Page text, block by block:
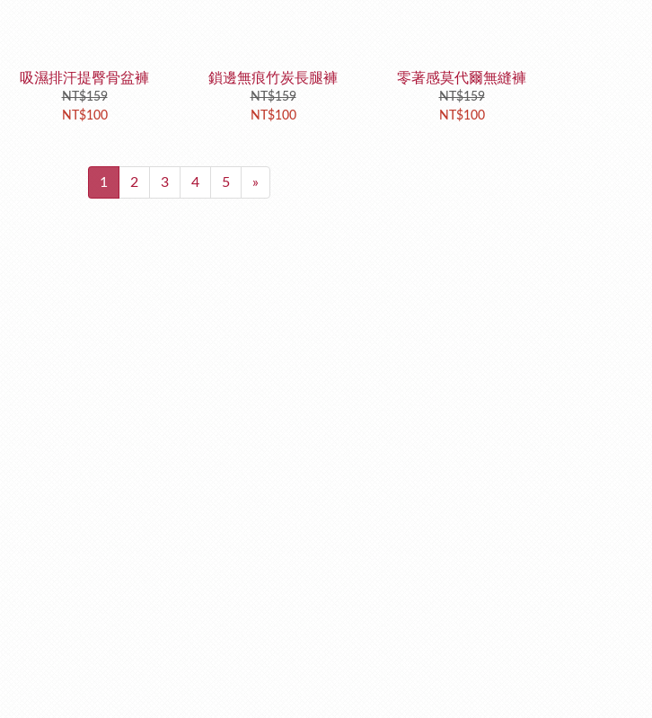
吸濕排汗提臀骨盆褲
NT$159
NT$100
鎖邊無痕竹炭長腿褲
NT$159
NT$100
零著感莫代爾無縫褲
NT$159
NT$100
1 2 3 4 5 »